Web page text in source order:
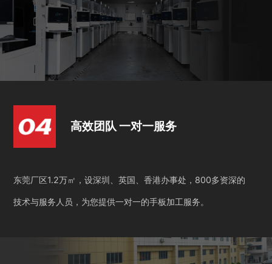
高效团队 一对一服务
东莞厂区1.2万㎡，设深圳、英国、香港办事处，800多资深的
技术与服务人员，为您提供一对一的手板加工服务。